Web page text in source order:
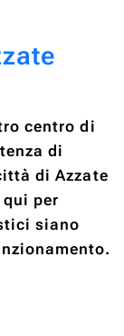
centro di
di
di Azzate
per
siano